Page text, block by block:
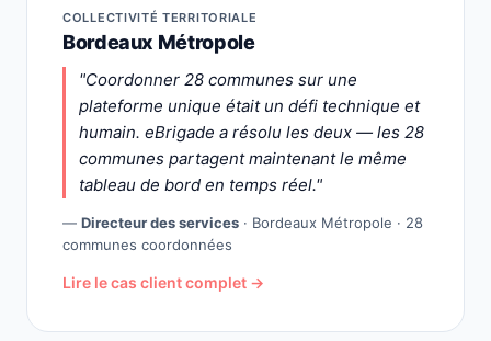
COLLECTIVITÉ TERRITORIALE
Bordeaux Métropole
"Coordonner 28 communes sur une
plateforme unique était un défi technique et
humain. eBrigade a résolu les deux — les 28
communes partagent maintenant le même
tableau de bord en temps réel."
— Directeur des services · Bordeaux Métropole · 28
communes coordonnées
Lire le cas client complet →